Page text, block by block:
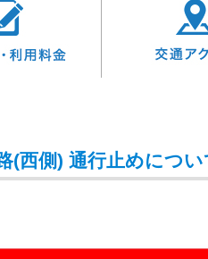
(西側) 通行止めについ